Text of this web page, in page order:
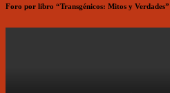
Foro por libro “Transgénicos: Mitos y Verdades”